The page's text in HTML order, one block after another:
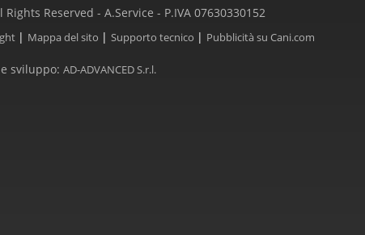
Reserved - A.Service - P.IVA 07630330152
| Mappa del sito | Supporto tecnico | Pubblicità su Cani.com
sviluppo: AD-ADVANCED S.r.l.